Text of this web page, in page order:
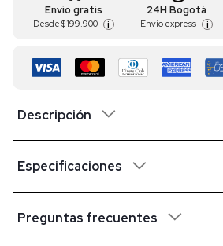
Envío gratis
Desde $ 199.900 i
24H Bogotá
Envío express i
Descripción
Especificaciones
Preguntas frecuentes